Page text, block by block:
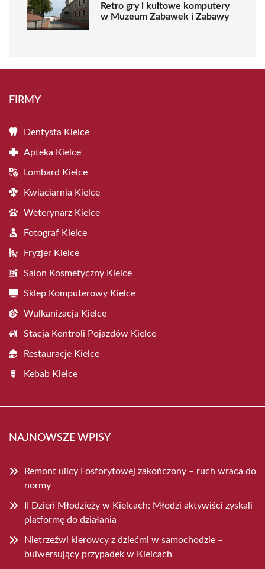
Retro gry i kultowe komputery
w Muzeum Zabawek i Zabawy
FIRMY
Dentysta Kielce
Apteka Kielce
Lombard Kielce
Kwiaciarnia Kielce
Weterynarz Kielce
Fotograf Kielce
Fryzjer Kielce
Salon Kosmetyczny Kielce
Sklep Komputerowy Kielce
Wulkanizacja Kielce
Stacja Kontroli Pojazdów Kielce
Restauracje Kielce
Kebab Kielce
NAJNOWSZE WPISY
Remont ulicy Fosforytowej zakończony – ruch wraca do
normy
II Dzień Młodzieży w Kielcach: Młodzi aktywiści zyskali
platformę do działania
Nietrzeźwi kierowcy z dziećmi w samochodzie –
bulwersujący przypadek w Kielcach